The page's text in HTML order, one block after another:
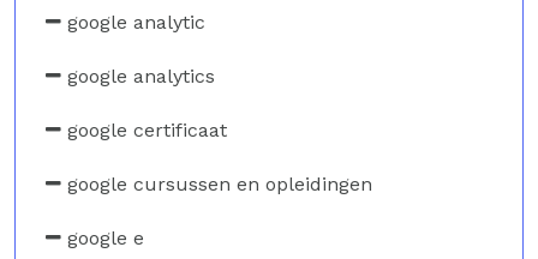
google analytic
google analytics
google certificaat
google cursussen en opleidingen
google e